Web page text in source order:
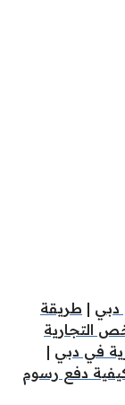
دبي | طريقة
التجارية
في دبي |
دفع رسوم